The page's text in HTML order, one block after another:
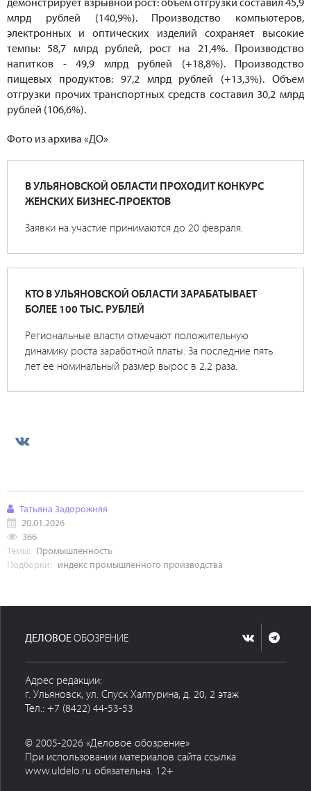
млрд рублей (140,9%). Производство компьютеров,
электронных и оптических изделий сохраняет высокие
темпы: 58,7 млрд рублей, рост на 21,4%. Производство
напитков - 49,9 млрд рублей (+18,8%). Производство
пищевых продуктов: 97,2 млрд рублей (+13,3%). Объем
отгрузки прочих транспортных средств составил 30,2 млрд
рублей (106,6%).
Фото из архива «ДО»
В УЛЬЯНОВСКОЙ ОБЛАСТИ ПРОХОДИТ КОНКУРС
ЖЕНСКИХ БИЗНЕС-ПРОЕКТОВ
Заявки на участие принимаются до 20 февраля.
КТО В УЛЬЯНОВСКОЙ ОБЛАСТИ ЗАРАБАТЫВАЕТ
БОЛЕЕ 100 ТЫС. РУБЛЕЙ
Региональные власти отмечают положительную
динамику роста заработной платы. За последние пять
лет ее номинальный размер вырос в 2,2 раза.
Татьяна Задорожняя
20.01.2026
366
Темы: Промышленность
Подборки: индекс промышленного производства
ДЕЛОВОЕ ОБОЗРЕНИЕ
Адрес редакции:
г. Ульяновск, ул. Спуск Халтурина, д. 20, 2 этаж
Тел.: +7 (8422) 44-53-53
© 2005-2026 «Деловое обозрение»
При использовании материалов сайта ссылка
www.uldelo.ru обязательна. 12+